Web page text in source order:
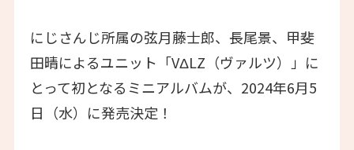
にじさんじ所属の弦月藤士郎、長尾景、甲斐
田晴によるユニット「VΔLZ（ヴァルツ）」に
とって初となるミニアルバムが、2024年6月5
日（水）に発売決定！